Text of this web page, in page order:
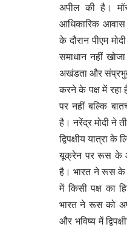
अपील की है।
आधिकारिक
के दौरान पीएम
समाधान नहीं
अखंडता और
करने के पक्ष में रहा
पर नहीं बल्कि
है। नरेंद्र मोदी ने
द्विपक्षीय यात्रा
यूक्रेन पर रूस के
है। भारत ने रूस के
में किसी पक्ष का
भारत ने रूस को
और भविष्य में